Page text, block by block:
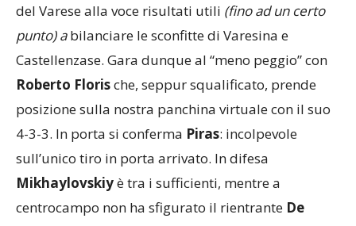
del Varese alla voce risultati utili (fino ad un certo
punto) abilanciare le sconfitte di Varesina e
Castellenzase. Gara dunque al “meno peggio” con
Roberto Florische, seppur squalificato, prende
posizione sulla nostra panchina virtuale con il suo
4-3-3. In porta si conferma Piras: incolpevole
sull’unico tiro in porta arrivato. In difesa
Mikhaylovskiyè tra i sufficienti, mentre a
centrocampo non ha sfigurato il rientrante De